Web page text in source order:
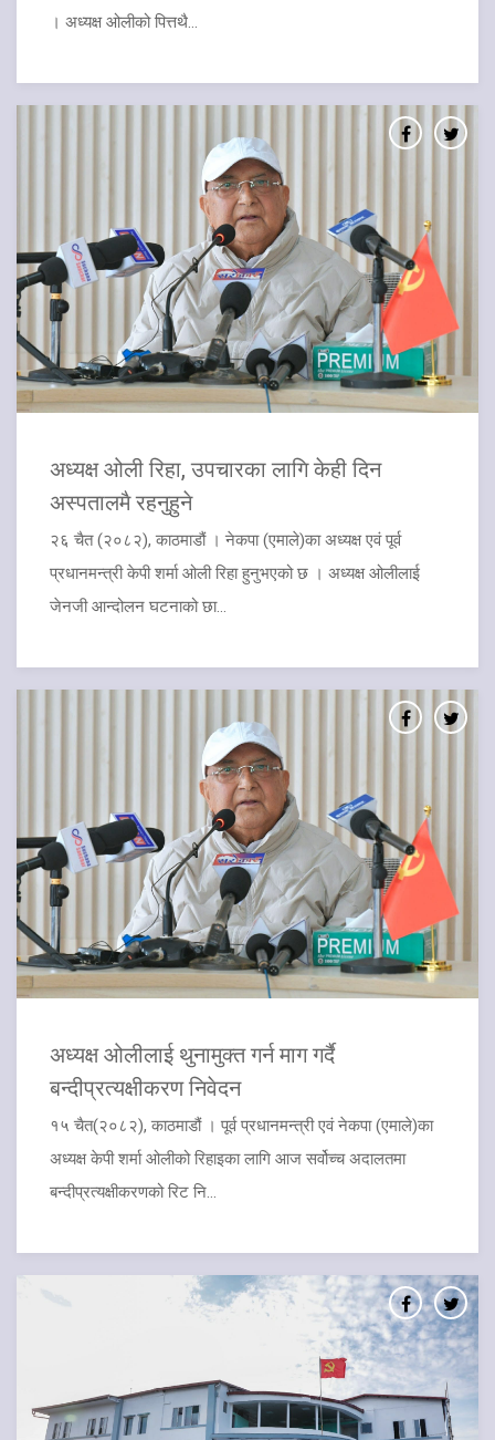
। अध्यक्ष ओलीको पित्तथै...
अध्यक्ष ओली रिहा, उपचारका लागि केही दिन
अस्पतालमै रहनुहुने
२६ चैत (२०८२), काठमाडौं । नेकपा (एमाले)का अध्यक्ष एवं पूर्व
प्रधानमन्त्री केपी शर्मा ओली रिहा हुनुभएको छ । अध्यक्ष ओलीलाई
जेनजी आन्दोलन घटनाको छा...
अध्यक्ष ओलीलाई थुनामुक्त गर्न माग गर्दै
बन्दीप्रत्यक्षीकरण निवेदन
१५ चैत(२०८२), काठमाडौं । पूर्व प्रधानमन्त्री एवं नेकपा (एमाले)का
अध्यक्ष केपी शर्मा ओलीको रिहाइका लागि आज सर्वोच्च अदालतमा
बन्दीप्रत्यक्षीकरणको रिट नि...